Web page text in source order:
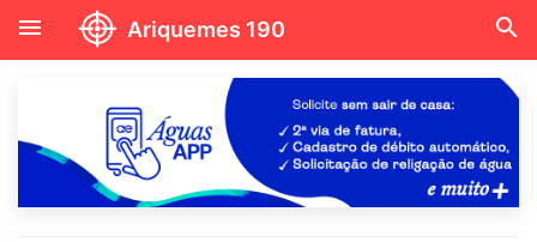
menu Ariquemes 190 search